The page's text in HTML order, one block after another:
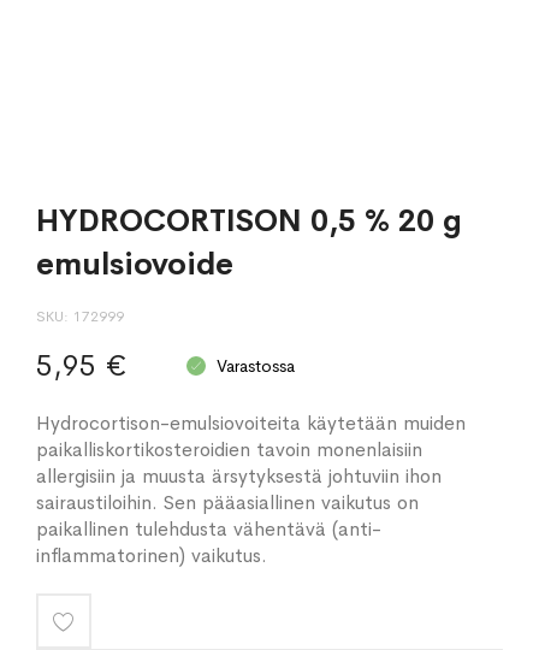
HYDROCORTISON 0,5 % 20 g
emulsiovoide
SKU 172999
5,95 € Varastossa
Hydrocortison-emulsiovoiteita käytetään muiden
paikalliskortikosteroidien tavoin monenlaisiin
allergisiin ja muusta ärsytyksestä johtuviin ihon
sairaustiloihin. Sen pääasiallinen vaikutus on
paikallinen tulehdusta vähentävä (anti-
inflammatorinen) vaikutus.